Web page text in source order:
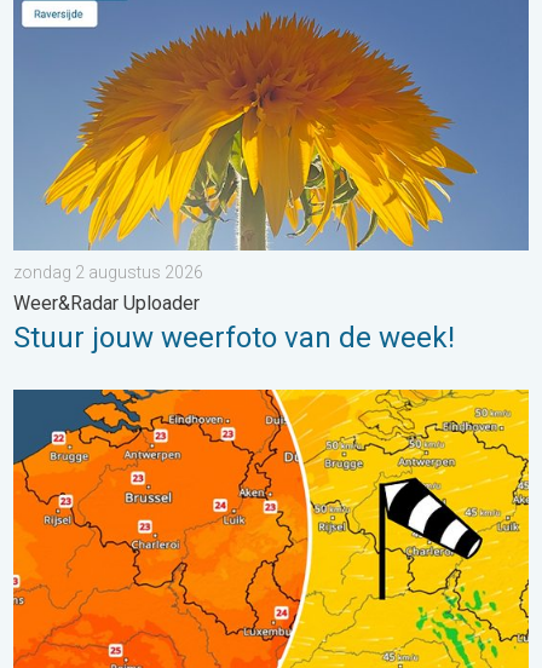
zondag 2 augustus 2026
Weer&Radar Uploader
Stuur jouw weerfoto van de week!
Koeler weer op komst. Maxima onder 25 graden. . . dinsdag